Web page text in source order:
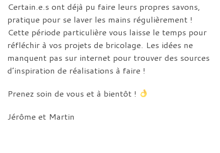
Certain.e.s ont déjà pu faire leurs propres savons,
pratique pour se laver les mains régulièrement !
Cette période particulière vous laisse le temps pour
réfléchir à vos projets de bricolage. Les idées ne
manquent pas sur internet pour trouver des sources
d’inspiration de réalisations à faire !
Prenez soin de vous et à bientôt !
Jérôme et Martin